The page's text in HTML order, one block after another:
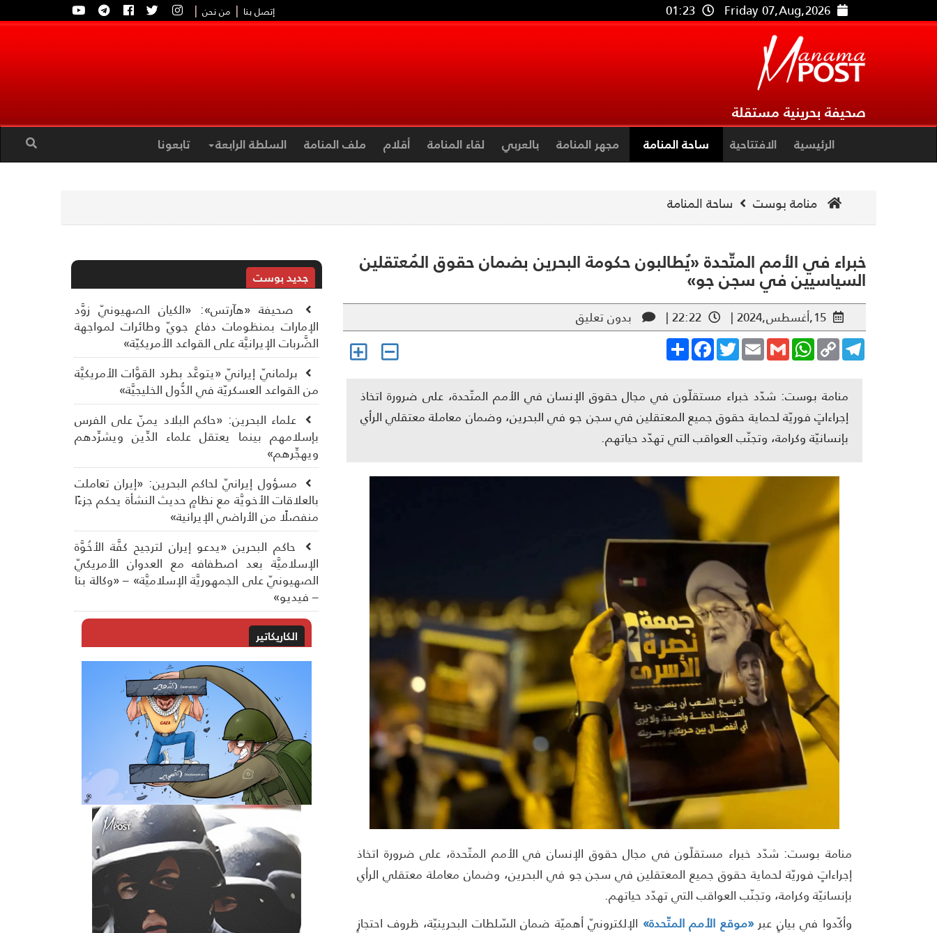
Friday 07,Aug,2026
01:23 إتصل بنا | من نحن |
صحيفة بحرينية مستقلة
الرئيسية الافتتاحية ساحة المنامة مجهر المنامة بالعربي لقاء المنامة أقلام ملف المنامة السلطة الرابعة تابعونا
منامة بوست ساحة المنامة
خبراء في الأمم المتّحدة «يُطالبون حكومة البحرين بضمان حقوق المُعتقلين
السياسيين في سجن جو»
15,أغسطس,2024 | 22:22 |
بدون تعليق
Share
FacebookTwitterEmailGmail
WhatsAppCopy
Link
Telegram
منامة بوست: شدّد خبراء مستقلّون في مجال حقوق الإنسان في الأمم المتّحدة، على ضرورة اتخاذ
إجراءاتٍ فوريّة لحماية حقوق جميع المعتقلين في سجن جو في البحرين، وضمان معاملة معتقلي الرأي
بإنسانيّة وكرامة، وتجنّب العواقب التي تهدّد حياتهم.
منامة بوست: شدّد خبراء مستقلّون في مجال حقوق الإنسان في الأمم المتّحدة، على ضرورة اتخاذ
إجراءاتٍ فوريّة لحماية حقوق جميع المعتقلين في سجن جو في البحرين، وضمان معاملة معتقلي الرأي
بإنسانيّة وكرامة، وتجنّب العواقب التي تهدّد حياتهم.
وأكّدوا في بيانٍ عبر«موقع الأمم المتّحدة» الإلكترونيّ أهميّة ضمان السّلطات البحرينيّة، ظروف احتجازٍ
جديد بوست
صحيفة «هآرتس»: «الكيان الصهيونيّ زوَّد
الإمارات بمنظومات دفاع جويّ وطائرات لمواجهة
الضَّربات الإيرانيَّة على القواعد الأمريكيّة»
برلمانيّ إيرانيّ «يتوعَّد بطرد القوَّات الأمريكيَّة
من القواعد العسكريّة في الدُّول الخليجيَّة»
علماء البحرين: «حاكم البلاد يمنّ على الفرس
بإسلامهم بينما يعتقل علماء الدِّين ويشرِّدهم
ويهجِّرهم»
مسؤول إيرانيّ لحاكم البحرين: «إيران تعاملت
بالعلاقات الأخويَّة مع نظامٍ حديث النشأة يحكم جزءًا
منفصلًا من الأراضي الإيرانية»
حاكم البحرين «يدعو إيران لترجيح كفَّة الأخُوَّة
الإسلاميَّة بعد اصطفافه مع العدوان الأمريكيّ
الصهيونيّ على الجمهوريَّة الإسلاميَّة» – «وكالة بنا
– فيديو»
الكاريكاتير